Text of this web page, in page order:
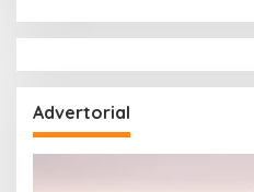
Advertorial